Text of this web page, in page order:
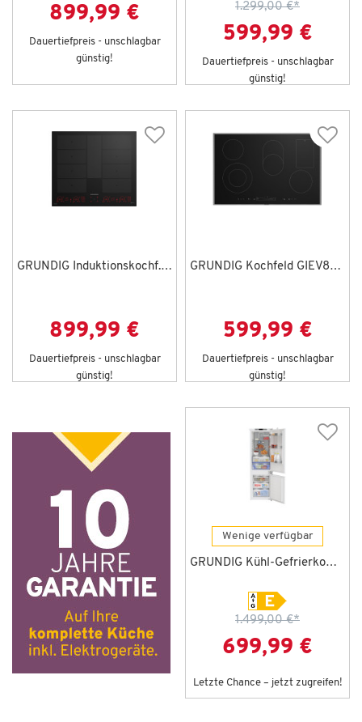
899,99 €
Dauertiefpreis - unschlagbar
günstig!
1.299,00 €*
599,99 €
Dauertiefpreis - unschlagbar
günstig!
GRUNDIG Induktionskochf. GIEI 638989 INH
899,99 €
Dauertiefpreis - unschlagbar
günstig!
GRUNDIG Kochfeld GIEV824540E
599,99 €
Dauertiefpreis - unschlagbar
günstig!
Wenige verfügbar
GRUNDIG Kühl-Gefrierkombin. GKNI 25742 FN
1.499,00 €*
699,99 €
Letzte Chance – jetzt zugreifen!